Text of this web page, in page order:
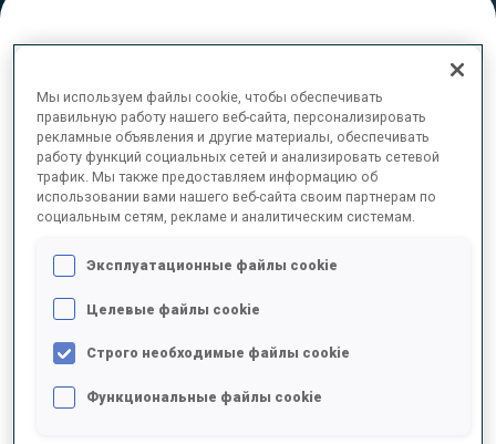
1 1 J. SIMON
FRA 0 1 0 0 29:54.8
3 2 J. BRAISAZ-BOUCHET
Мы используем файлы cookie, чтобы обеспечивать
правильную работу нашего веб-сайта, персонализировать
рекламные объявления и другие материалы, обеспечивать
работу функций социальных сетей и анализировать сетевой
трафик. Мы также предоставляем информацию об
использовании вами нашего веб-сайта своим партнерам по
социальным сетям, рекламе и аналитическим системам.
Эксплуатационные файлы cookie
Целевые файлы cookie
Строго необходимые файлы cookie
Функциональные файлы cookie